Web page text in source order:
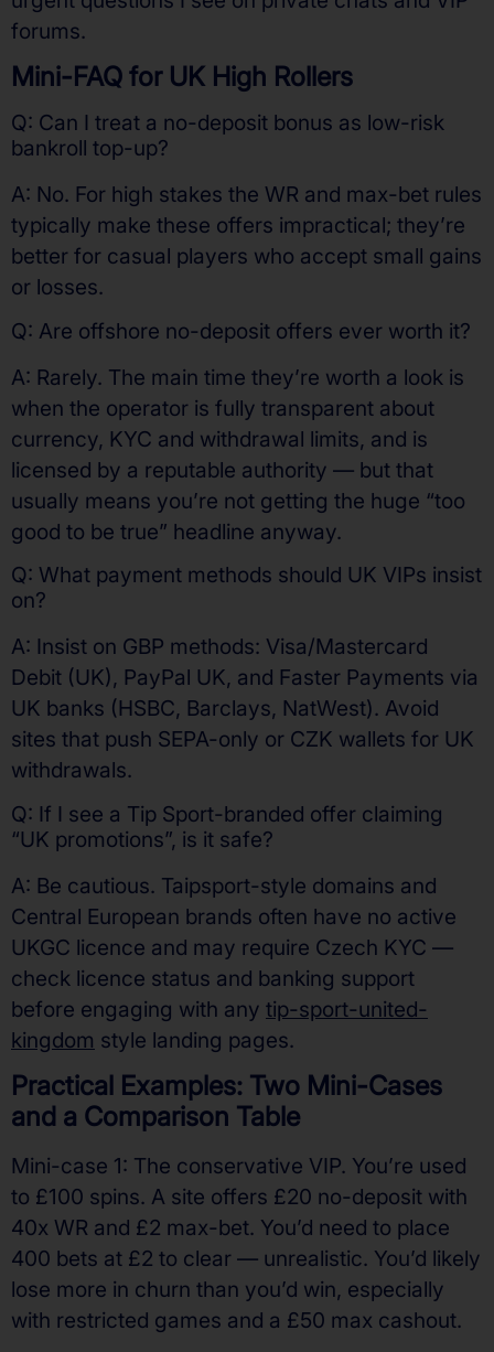
forums.
Mini-FAQ for UK High Rollers
Q: Can I treat a no-deposit bonus as low-risk
bankroll top-up?
A: No. For high stakes the WR and max-bet rules
typically make these offers impractical; they’re
better for casual players who accept small gains
or losses.
Q: Are offshore no-deposit offers ever worth it?
A: Rarely. The main time they’re worth a look is
when the operator is fully transparent about
currency, KYC and withdrawal limits, and is
licensed by a reputable authority — but that
usually means you’re not getting the huge “too
good to be true” headline anyway.
Q: What payment methods should UK VIPs insist
on?
A: Insist on GBP methods: Visa/Mastercard
Debit (UK), PayPal UK, and Faster Payments via
UK banks (HSBC, Barclays, NatWest). Avoid
sites that push SEPA-only or CZK wallets for UK
withdrawals.
Q: If I see a Tip Sport-branded offer claiming
“UK promotions”, is it safe?
A: Be cautious. Taipsport-style domains and
Central European brands often have no active
UKGC licence and may require Czech KYC —
check licence status and banking support
before engaging with any tip-sport-united-
kingdom style landing pages.
Practical Examples: Two Mini-Cases
and a Comparison Table
Mini-case 1: The conservative VIP. You’re used
to £100 spins. A site offers £20 no-deposit with
40x WR and £2 max-bet. You’d need to place
400 bets at £2 to clear — unrealistic. You’d likely
lose more in churn than you’d win, especially
with restricted games and a £50 max cashout.